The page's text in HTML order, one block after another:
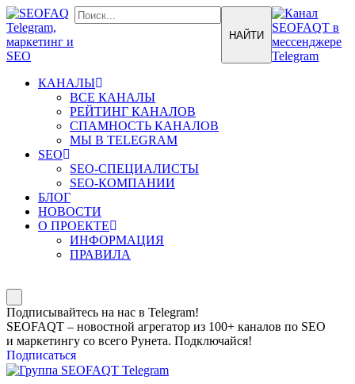
КАНАЛЫ
ВСЕ КАНАЛЫ
РЕЙТИНГ КАНАЛОВ
СПАМНОСТЬ КАНАЛОВ
МЫ В TELEGRAM
SEO
SEO-СПЕЦИАЛИСТЫ
SEO-КОМПАНИИ
БЛОГ
НОВОСТИ
О ПРОЕКТЕ
ИНФОРМАЦИЯ
ПРАВИЛА
Подписывайтесь на нас в Telegram!
SEOFAQT – новостной агрегатор из 100+ каналов по SEO
и маркетингу со всего Рунета. Подключайся!
Подписаться